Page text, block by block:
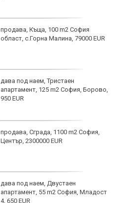
продава, Къща, 100 m2 София
област, с.Горна Малина, 79000 EUR
дава под наем, Тристаен
апартамент, 125 m2 София, Борово,
950 EUR
продава, Сграда, 1100 m2 София,
Център, 2300000 EUR
дава под наем, Двустаен
апартамент, 55 m2 София, Младост
4, 650 EUR